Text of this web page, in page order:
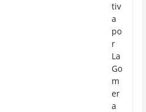
tiv
a
po
r
La
Go
m
er
a